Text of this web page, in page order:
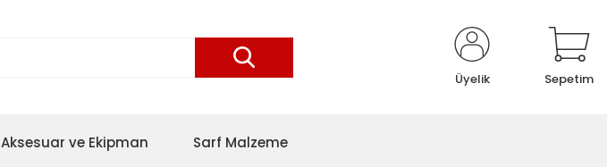
Üyelik Sepetim
Aksesuar ve Ekipman Sarf Malzeme